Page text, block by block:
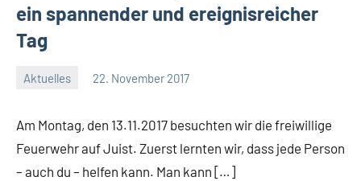
ein spannender und ereignisreicher
Tag
Aktuelles 22. November 2017
Am Montag, den 13.11.2017 besuchten wir die freiwillige
Feuerwehr auf Juist. Zuerst lernten wir, dass jede Person
– auch du – helfen kann. Man kann […]